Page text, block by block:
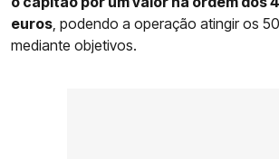
euros, podendo a operação atingir os
mediante objetivos.